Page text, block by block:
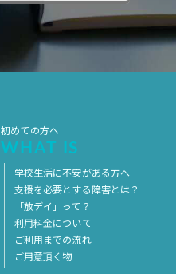
2017年8月
2017年5月
初めての方へ
WHAT IS
学校生活に不安がある方へ
支援を必要とする障害とは？
「放デイ」って？
利用料金について
ご利用までの流れ
ご用意頂く物